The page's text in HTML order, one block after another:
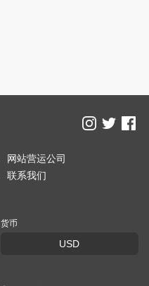
网站营运公司
联系我们
货币
USD